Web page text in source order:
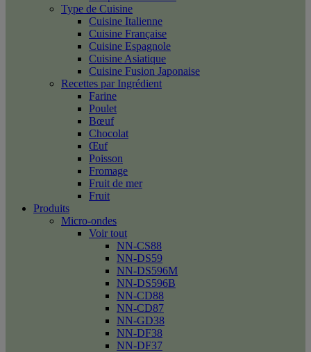
Type de Cuisine
Cuisine Italienne
Cuisine Française
Cuisine Espagnole
Cuisine Asiatique
Cuisine Fusion Japonaise
Recettes par Ingrédient
Farine
Poulet
Bœuf
Chocolat
Œuf
Poisson
Fromage
Fruit de mer
Fruit
Produits
Micro-ondes
Voir tout
NN-CS88
NN-DS59
NN-DS596M
NN-DS596B
NN-CD88
NN-CD87
NN-GD38
NN-DF38
NN-DF37